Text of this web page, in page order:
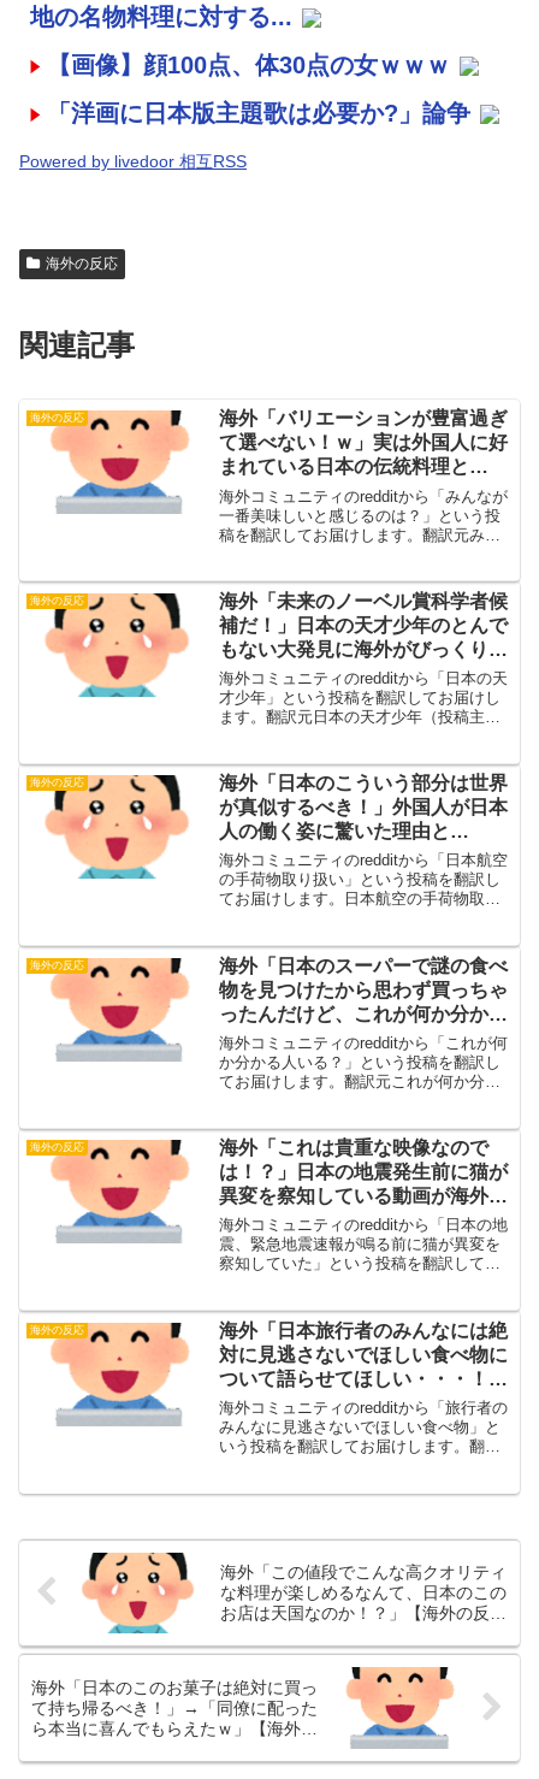
地の名物料理に対する...
【画像】顔100点、体30点の女ｗｗｗ
「洋画に日本版主題歌は必要か?」論争
Powered by livedoor 相互RSS
海外の反応
関連記事
海外の反応
海外「バリエーションが豊富過ぎ
て選べない！ｗ」実は外国人に好
まれている日本の伝統料理と
は・・・？【海外の反応】
海外コミュニティのredditから「みんなが
一番美味しいと感じるのは？」という投
稿を翻訳してお届けします。翻訳元みん
り一番だと思う。みんなはどう思う？・
海外の反応自分は...
海外の反応
海外「未来のノーベル賞科学者候
補だ！」日本の天才少年のとんで
もない大発見に海外がびっくり仰
天！【海外の反応】
海外コミュニティのredditから「日本の天
才少年」という投稿を翻訳してお届けし
ます。翻訳元日本の天才少年（投稿主）
の少年。・海外の反応しかもこの子、記
憶が子孫にも受け...
海外の反応
海外「日本のこういう部分は世界
が真似するべき！」外国人が日本
人の働く姿に驚いた理由と
は・・・？【海外の反応】
海外コミュニティのredditから「日本航空
の手荷物取り扱い」という投稿を翻訳し
てお届けします。日本航空の手荷物取り
タッフも、飛行機がゲートから動き出す
ときにお辞儀をす...
海外の反応
海外「日本のスーパーで謎の食べ
物を見つけたから思わず買っちゃ
ったんだけど、これが何か分かる
人いる・・・？」【海外の反応】
海外コミュニティのredditから「これが何
か分かる人いる？」という投稿を翻訳し
てお届けします。翻訳元これが何か分か
人いる？・海外の反応切り餅だね。硬い
お餅みたいなもの...
海外の反応
海外「これは貴重な映像なので
は！？」日本の地震発生前に猫が
異変を察知している動画が海外で
話題に【海外の反応】
海外コミュニティのredditから「日本の地
震、緊急地震速報が鳴る前に猫が異変を
察知していた」という投稿を翻訳してお
た（投稿主）クリックで動画を再生す
る・海外の反応ああ...
海外の反応
海外「日本旅行者のみんなには絶
対に見逃さないでほしい食べ物に
ついて語らせてほしい・・・！」
【海外の反応】
海外コミュニティのredditから「旅行者の
みんなに見逃さないでほしい食べ物」と
いう投稿を翻訳してお届けします。翻訳
海外「この値段でこんな高クオリティ
な料理が楽しめるなんて、日本のこの
お店は天国なのか！？」【海外の反
海外「日本のこのお菓子は絶対に買っ
て持ち帰るべき！」→「同僚に配った
ら本当に喜んでもらえたｗ」【海外の